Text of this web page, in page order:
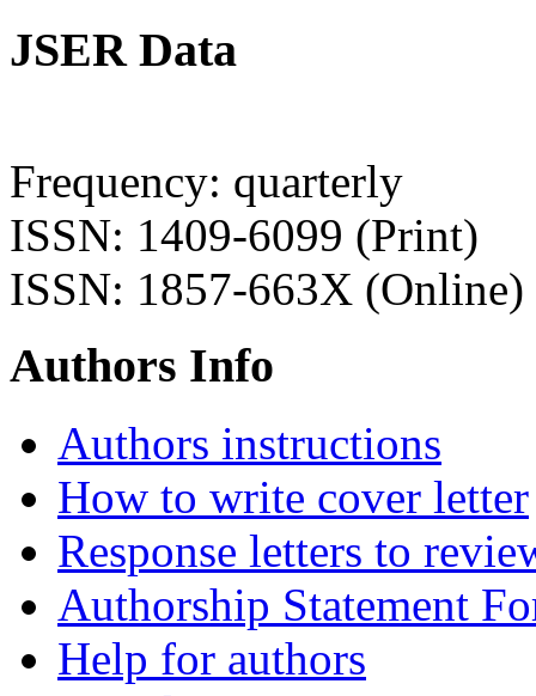
JSER Data
Frequency: quarterly
ISSN: 1409-6099 (Print)
ISSN: 1857-663X (Online)
Authors Info
Authors instructions
How to write cover letter
Response letters to
Authorship Statement
Help for authors